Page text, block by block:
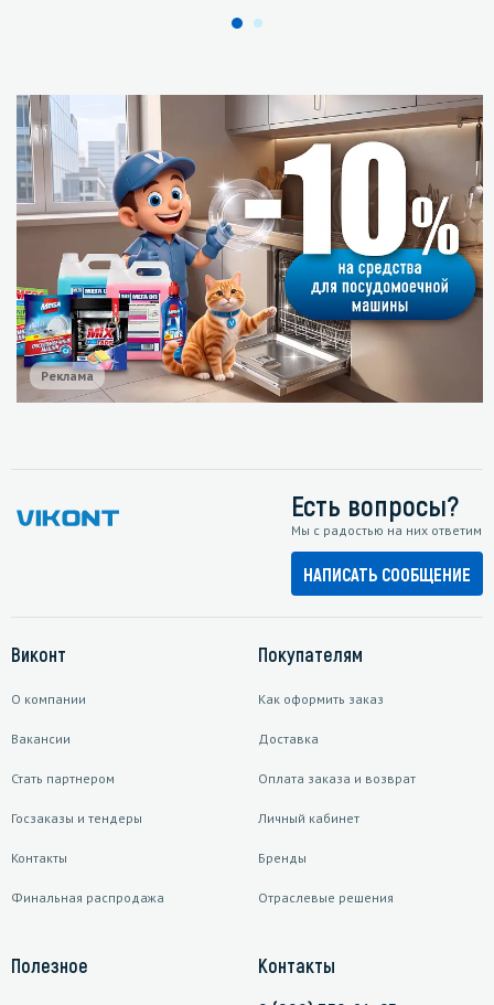
Реклама
Есть вопросы?
Мы с радостью на них ответим
НАПИСАТЬ СООБЩЕНИЕ
Виконт
О компании
Вакансии
Стать партнером
Госзаказы и тендеры
Контакты
Финальная распродажа
Покупателям
Как оформить заказ
Доставка
Оплата заказа и возврат
Личный кабинет
Бренды
Отраслевые решения
Полезное
Контакты